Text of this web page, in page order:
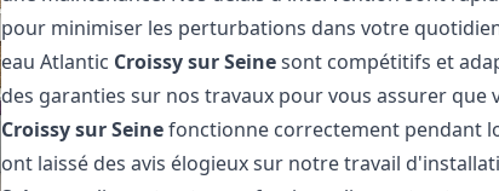
pour minimiser les perturbations dans votre
eau Atlantic Croissy sur Seinesont compétitifs et
des garanties sur nos travaux pour vous assurer
Croissy sur Seinefonctionne correctement pendant
ont laissé des avis élogieux sur notre travail